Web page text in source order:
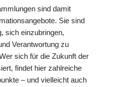
sind damit
Sie sind
sich einzubringen,
Verantwortung zu
sich für die Zukunft der
findet hier zahlreiche
– und vielleicht auch